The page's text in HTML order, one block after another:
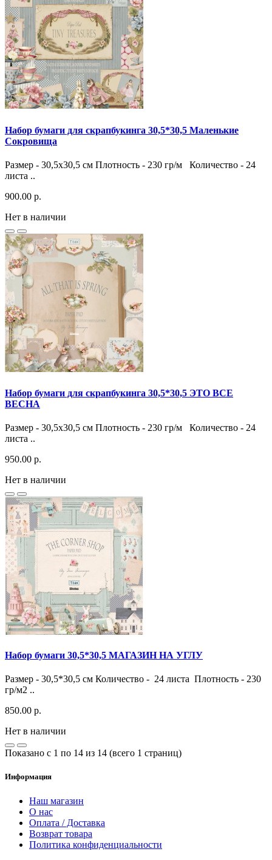
Набор бумаги для скрапбукинга 30,5*30,5 Маленькие
Сокровища
Размер - 30,5х30,5 см Плотность - 230 гр/м Количество - 24
листа ..
900.00 р.
Нет в наличии
Набор бумаги для скрапбукинга 30,5*30,5 ЭТО ВСЕ
ВЕСНА
Размер - 30,5х30,5 см Плотность - 230 гр/м Количество - 24
листа ..
950.00 р.
Нет в наличии
Набор бумаги 30,5*30,5 МАГАЗИН НА УГЛУ
Размер - 30,5*30,5 см Количество - 24 листа Плотность - 230
гр/м2 ..
850.00 р.
Нет в наличии
Показано с 1 по 14 из 14 (всего 1 страниц)
Информация
Наш магазин
О нас
Оплата / Доставка
Возврат товара
Политика конфиденциальности